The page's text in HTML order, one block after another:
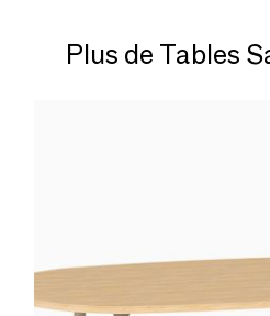
Plus de Tables